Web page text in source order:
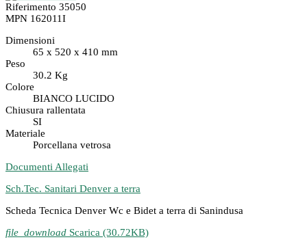
Riferimento 35050
MPN 162011I
Dimensioni
65 x 520 x 410 mm
Peso
30.2 Kg
Colore
BIANCO LUCIDO
Chiusura rallentata
SI
Materiale
Porcellana vetrosa
Documenti Allegati
Sch.Tec. Sanitari Denver a terra
Scheda Tecnica Denver Wc e Bidet a terra di Sanindusa
file_download Scarica (30.72KB)